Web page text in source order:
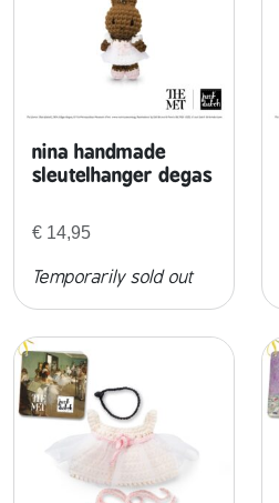
nina handmade
sleutelhanger degas
€ 14,95
Temporarily sold out